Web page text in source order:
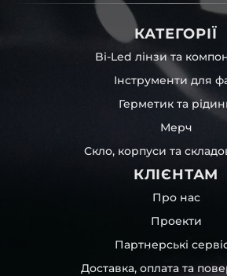
КАТЕГОРІЇ
Bi-Led лінзи та
Інструменти для
Герметик та
Мерч
Скло, корпуси та
КЛІЄНТАМ
Про нас
Проекти
Партнерські
Доставка, оплата та